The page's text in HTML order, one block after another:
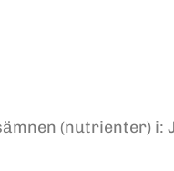
(nutrienter) i: